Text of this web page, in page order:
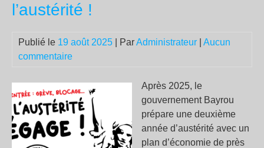
l’austérité !
Publié le 19 août 2025 | ParAdministrateur
Aucun
commentaire
Après 2025, le
gouvernement Bayrou
prépare une deuxième
année d’austérité avec un
plan d’économie de près